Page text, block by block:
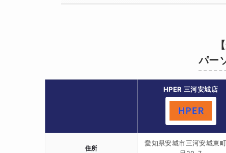
パー
HPER 三河安城店
住所
愛知県安城市三河安城東